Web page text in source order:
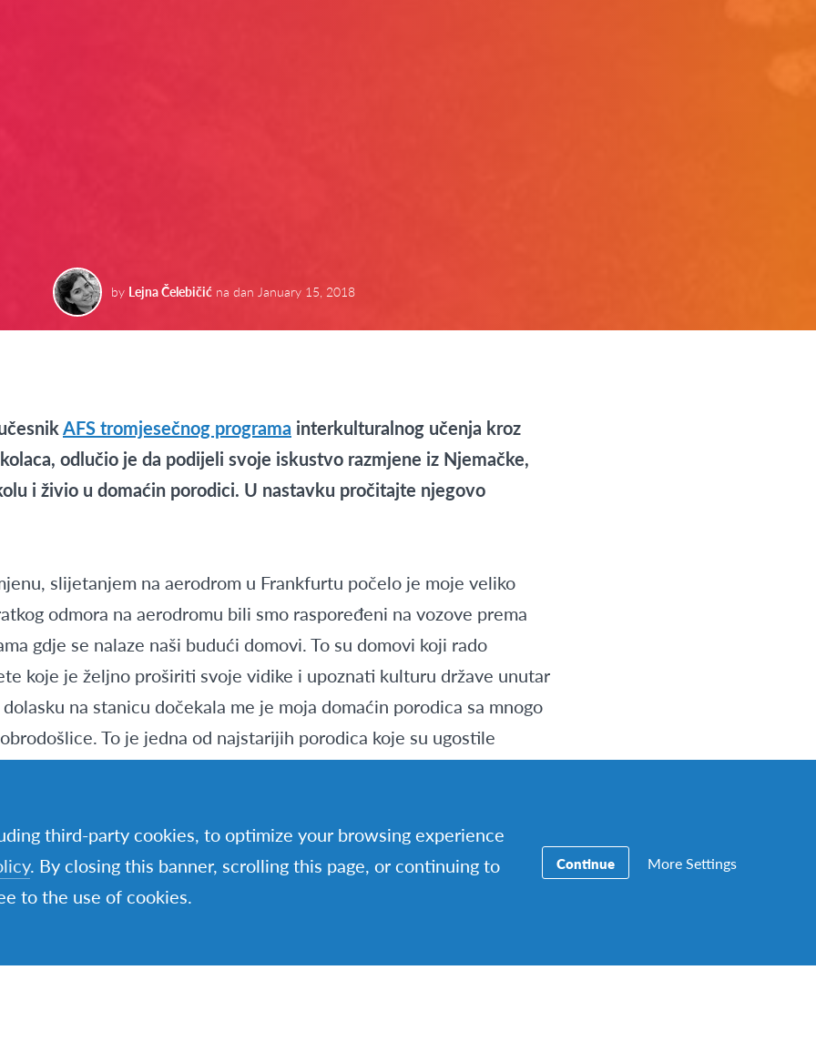
by Lejna Čelebičić na dan January 15, 2018
AFS tromjesečnog programa interkulturalnog učenja kroz
odlučio je da podijeli svoje iskustvo razmjene iz Njemačke,
i živio u domaćin porodici. U nastavku pročitajte njegovo
slijetanjem na aerodrom u Frankfurtu počelo je moje veliko
odmora na aerodromu bili smo raspoređeni na vozove prema
gdje se nalaze naši budući domovi. To su domovi koji rado
koje je željno proširiti svoje vidike i upoznati kulturu države unutar
na stanicu dočekala me je moja domaćin porodica sa mnogo
To je jedna od najstarijih porodica koje su ugostile
zadovoljan mojom porodicom, zbog toga što uvijek su tu i uvijek
dolasku ovdje bilo veoma teško: jezik,društvo,novo okruženje, ali
tako i ovaj. Vremenom je postajalo lakše i lakše. Ono što mi je bio
jeste učenje jezika domaćin zemlje. Jezik je jedan od najbitnijih
third-party cookies, to optimize your browsing experience
. By closing this banner, scrolling this page, or continuing to
to the use of cookies.
Continue More Settings